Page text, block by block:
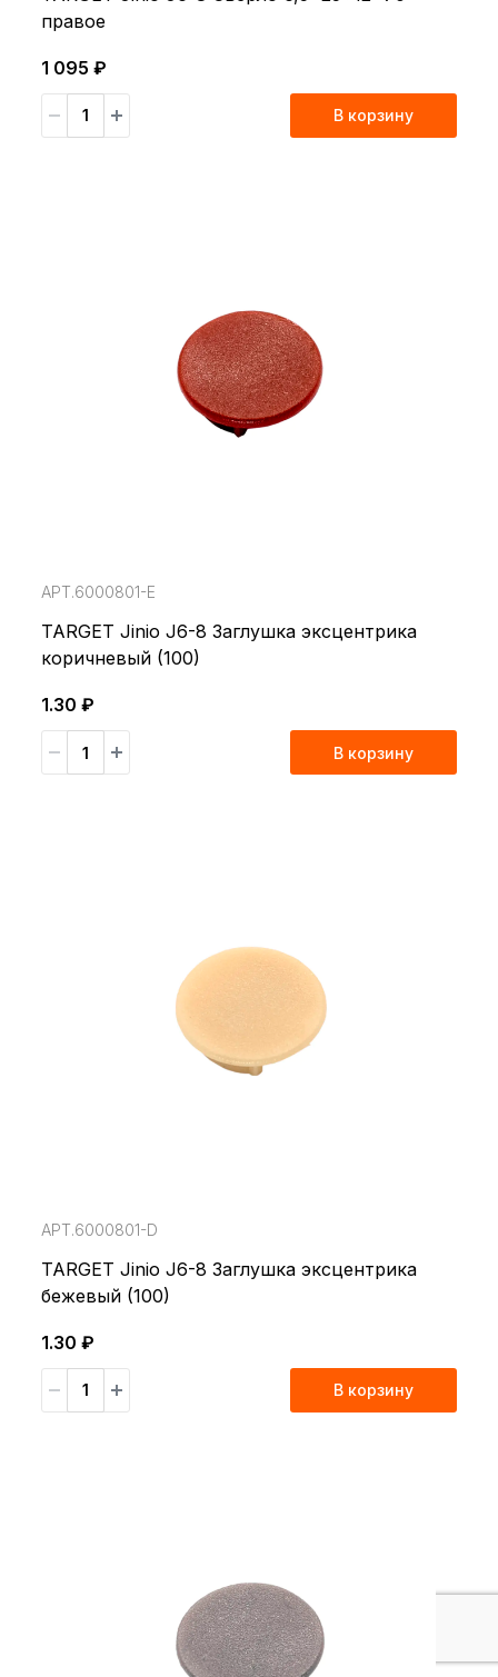
правое
1 095 ₽
В корзину
АРТ.6000801-E
TARGET Jinio J6-8 Заглушка эксцентрика
коричневый (100)
1.30 ₽
В корзину
АРТ.6000801-D
TARGET Jinio J6-8 Заглушка эксцентрика
бежевый (100)
1.30 ₽
В корзину